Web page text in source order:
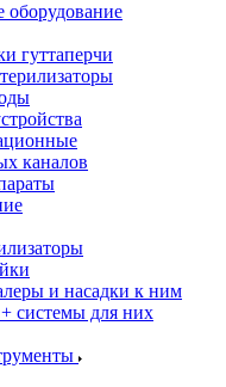
оборудование
гуттаперчи
каналов
и насадки к ним
системы для них